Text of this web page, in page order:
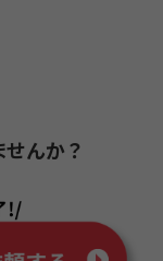
んか？